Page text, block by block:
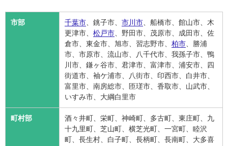
市部 千葉市 、銚子市、 市川市 、船橋市、館山市、木
更津市、 松戸市 、野田市、茂原市、成田市、佐
倉市、東金市、旭市、習志野市、 柏市 、勝浦
市、市原市、流山市、八千代市、我孫子市、鴨
川市、鎌ヶ谷市、君津市、富津市、浦安市、四
街道市、袖ケ浦市、八街市、印西市、白井市、
富里市、南房総市、匝瑳市、香取市、山武市、
いすみ市、大綱白里市
町村部
酒々井町、栄町、神崎町、多古町、東庄町、九
十九里町、芝山町、横芝光町、一宮町、睦沢
町、長生村、白子町、長柄町、長南町、大多喜